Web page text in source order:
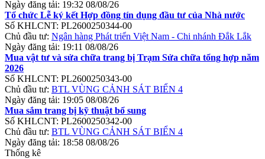
Ngày đăng tải: 19:32 08/08/26
Tổ chức Lễ ký kết Hợp đồng tín dụng đầu tư của Nhà nước
Số KHLCNT: PL2600250344-00
Chủ đầu tư: Ngân hàng Phát triển Việt Nam - Chi nhánh Đắk Lắk
Ngày đăng tải: 19:11 08/08/26
Mua vật tư và sửa chữa trang bị Trạm Sửa chữa tổng hợp năm
2026
Số KHLCNT: PL2600250343-00
Chủ đầu tư: BTL VÙNG CẢNH SÁT BIỂN 4
Ngày đăng tải: 19:05 08/08/26
Mua sắm trang bị kỹ thuật bổ sung
Số KHLCNT: PL2600250342-00
Chủ đầu tư: BTL VÙNG CẢNH SÁT BIỂN 4
Ngày đăng tải: 18:58 08/08/26
Thống kê